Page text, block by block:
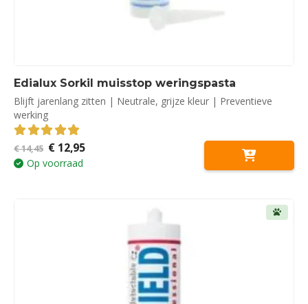
Edialux Sorkil muisstop weringspasta
Blijft jarenlang zitten | Neutrale, grijze kleur | Preventieve
werking
5.00out of 5
€14,45 Oorspronkelijke
prijs
was:
€12,95Huidige
Op voorraad